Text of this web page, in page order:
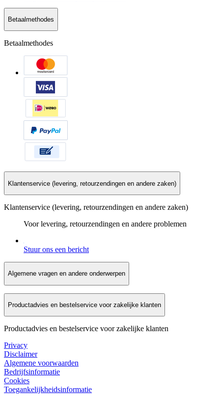
Betaalmethodes
Betaalmethodes
Klantenservice (levering, retourzendingen en andere zaken)
Klantenservice (levering, retourzendingen en andere zaken)
Voor levering, retourzendingen en andere problemen
Stuur ons een bericht
Algemene vragen en andere onderwerpen
Productadvies en bestelservice voor zakelijke klanten
Productadvies en bestelservice voor zakelijke klanten
Privacy
Disclaimer
Algemene voorwaarden
Bedrijfsinformatie
Cookies
Toegankelijkheidsinformatie